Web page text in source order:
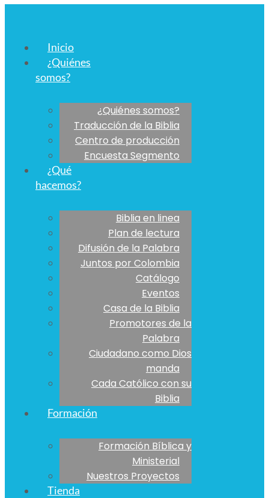
Inicio
¿Quiénes
somos?
¿Quiénes somos?
Traducción de la Biblia
Centro de producción
Encuesta Segmento
¿Qué
hacemos?
Biblia en linea
Plan de lectura
Difusión de la Palabra
Juntos por Colombia
Catálogo
Eventos
Casa de la Biblia
Promotores de la
Palabra
Ciudadano como Dios
manda
Cada Católico con su
Biblia
Formación
Formación Bíblica y
Ministerial
Nuestros Proyectos
Tienda